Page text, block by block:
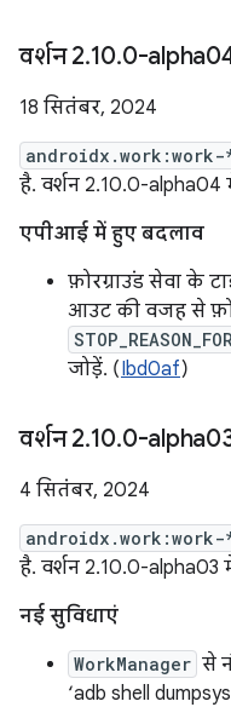
वर्शन 2.10.0-
18 सितंबर, 2024
है. वर्शन 2.10.0-alpha04
एपीआई में हुए बदलाव
फ़ोरग्राउंड सेवा के
आउट की वजह से
जोड़ें. (Ibd0af)
वर्शन 2.10.0-
4 सितंबर, 2024
है. वर्शन 2.10.0-alpha03
नई सुविधाएं
WorkManager से
‘adb shell